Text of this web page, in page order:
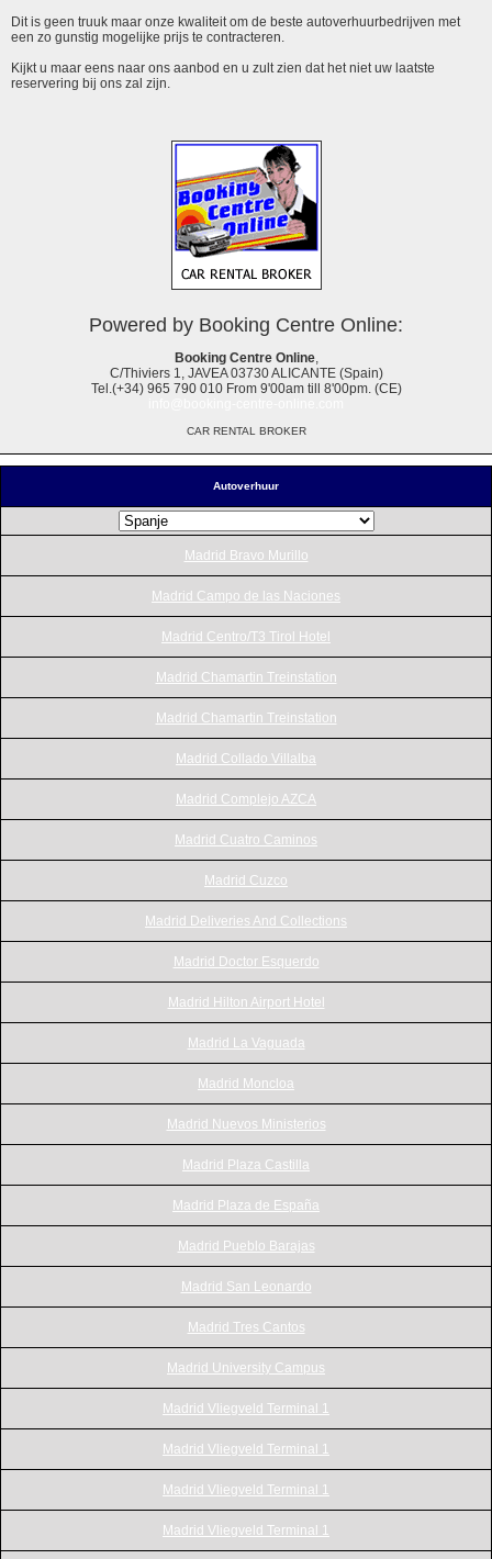
Autoverhuur
Madrid Bravo Murillo
Madrid Campo de las Naciones
Madrid Centro/T3 Tirol Hotel
Madrid Chamartin Treinstation
Madrid Chamartin Treinstation
Madrid Collado Villalba
Madrid Complejo AZCA
Madrid Cuatro Caminos
Madrid Cuzco
Madrid Deliveries And Collections
Madrid Doctor Esquerdo
Madrid Hilton Airport Hotel
Madrid La Vaguada
Madrid Moncloa
Madrid Nuevos Ministerios
Madrid Plaza Castilla
Madrid Plaza de España
Madrid Pueblo Barajas
Madrid San Leonardo
Madrid Tres Cantos
Madrid University Campus
Madrid Vliegveld Terminal 1
Madrid Vliegveld Terminal 1
Madrid Vliegveld Terminal 1
Madrid Vliegveld Terminal 1
Dit is geen truuk maar onze kwaliteit om de beste autoverhuurbedrijven met
een zo gunstig mogelijke prijs te contracteren.
Kijkt u maar eens naar ons aanbod en u zult zien dat het niet uw laatste
reservering bij ons zal zijn.
Powered by Booking Centre Online:
Booking Centre Online,
C/Thiviers 1, JAVEA 03730 ALICANTE (Spain)
Tel.(+34) 965 790 010 From 9'00am till 8'00pm. (CE)
CAR RENTAL BROKER